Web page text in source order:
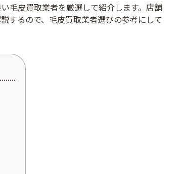
毛皮買取業者を厳選して紹介します。店舗
するので、毛皮買取業者選びの参考にして